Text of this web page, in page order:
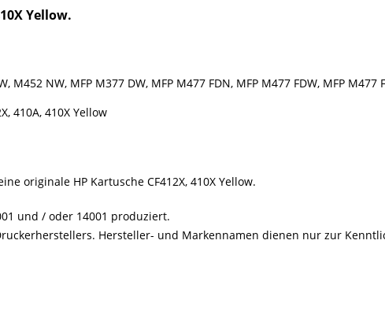
Yellow.
M452 NW, MFP M377 DW, MFP M477 FDN, MFP M477 FDW, MFP M477
410A, 410X Yellow
originale HP Kartusche CF412X, 410X Yellow.
und / oder 14001 produziert.
Hersteller- und Markennamen dienen nur zur